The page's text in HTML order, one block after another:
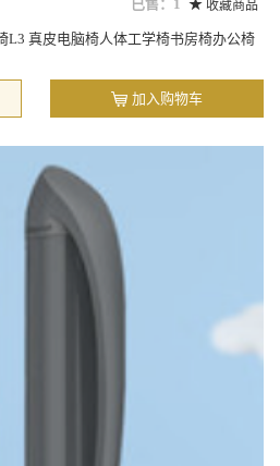
已售：1 收藏商品
L3 真皮电脑椅人体工学椅书房椅办公椅
加入购物车